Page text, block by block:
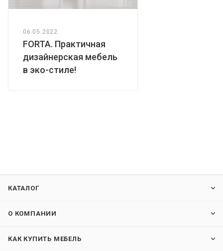
06.05.2022
FORTA. Практичная
дизайнерская мебель
в эко-стиле!
КАТАЛОГ
О КОМПАНИИ
КАК КУПИТЬ МЕБЕЛЬ